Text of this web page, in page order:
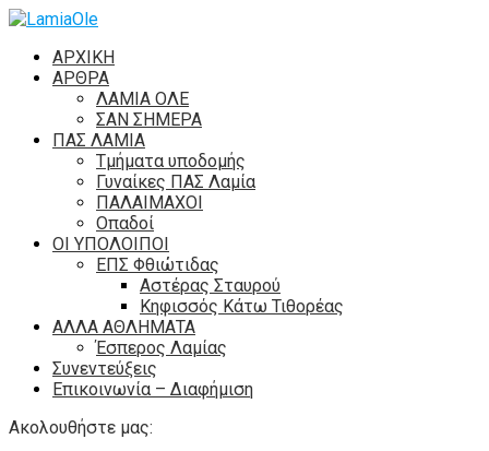
ΑΡΧΙΚΗ
ΑΡΘΡΑ
ΛΑΜΙΑ ΟΛΕ
ΣΑΝ ΣΗΜΕΡΑ
ΠΑΣ ΛΑΜΙΑ
Τμήματα υποδομής
Γυναίκες ΠΑΣ Λαμία
ΠΑΛΑΙΜΑΧΟΙ
Οπαδοί
ΟΙ ΥΠΟΛΟΙΠΟΙ
ΕΠΣ Φθιώτιδας
Αστέρας Σταυρού
Κηφισσός Κάτω Τιθορέας
ΑΛΛΑ ΑΘΛΗΜΑΤΑ
Έσπερος Λαμίας
Συνεντεύξεις
Επικοινωνία – Διαφήμιση
Ακολουθήστε μας: